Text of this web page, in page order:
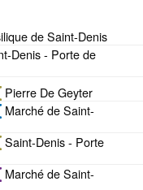
de Saint-Denis
Denis - Porte de
Pierre De Geyter
Marché de Saint-
Saint-Denis - Porte
Marché de Saint-